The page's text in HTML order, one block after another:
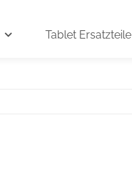
Tablet Ersatzteile